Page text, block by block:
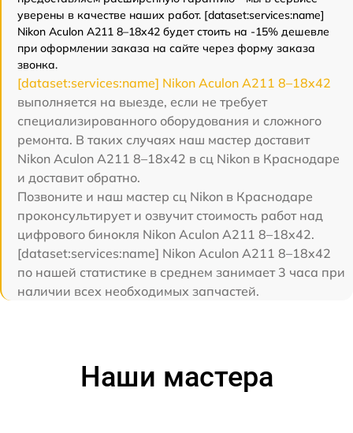
уверены в качестве наших работ. [dataset:services:name]
Nikon Aculon A211 8–18x42 будет стоить на -15% дешевле
при оформлении заказа на сайте через форму заказа
звонка.
[dataset:services:name] Nikon Aculon A211 8–18x42
выполняется на выезде, если не требует
специализированного оборудования и сложного
ремонта. В таких случаях наш мастер доставит
Nikon Aculon A211 8–18x42 в сц Nikon в Краснодаре
и доставит обратно.
Позвоните и наш мастер сц Nikon в Краснодаре
проконсультирует и озвучит стоимость работ над
цифрового бинокля Nikon Aculon A211 8–18x42.
[dataset:services:name] Nikon Aculon A211 8–18x42
по нашей статистике в среднем занимает 3 часа при
наличии всех необходимых запчастей.
Наши мастера